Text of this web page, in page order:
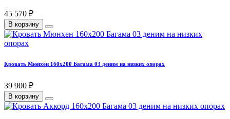
45 570 ₽
В корзину
Кровать Мюнхен 160х200 Багама 03 деним на низких опорах
39 900 ₽
В корзину